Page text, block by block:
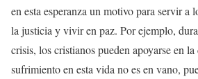
en esta esperanza un motivo para servir a
la justicia y vivir en paz. Por ejemplo,
crisis, los cristianos pueden apoyarse en la
sufrimiento en esta vida no es en vano,